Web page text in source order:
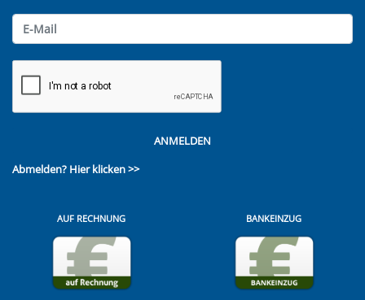
ANMELDEN
Abmelden? Hier klicken >>
AUF RECHNUNG BANKEINZUG